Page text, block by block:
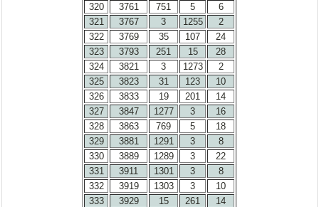
320
3761 751 5
6
321
3767 3 1255
2
322
3769 35 107
24
323
3793 251 15
28
324
3821 3 1273
2
325
3823 31 123
10
326
3833 19 201
14
327
3847 1277 3
16
328
3863 769 5
18
329
3881 1291 3
8
330
3889 1289 3
22
331
3911 1301 3
8
332
3919 1303 3
10
333
3929 15 261
14